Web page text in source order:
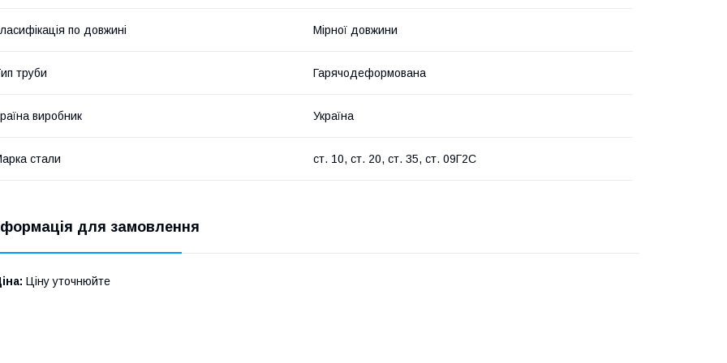
по довжині Мірної довжини
труби Гарячодеформована
виробник Україна
стали ст. 10, ст. 20, ст. 35, ст. 09Г2С
для замовлення
Ціну уточнюйте